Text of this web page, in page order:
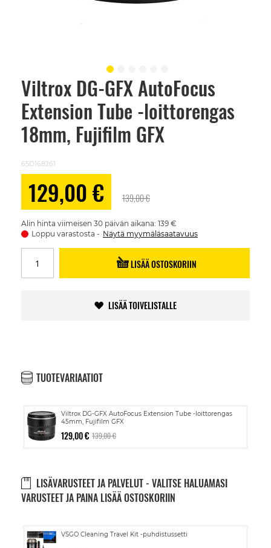
Viltrox DG-GFX AutoFocus
Extension Tube -loittorengas
18mm, Fujifilm GFX
65D168261
129,00 € 139,00 €
Alin hinta viimeisen 30 päivän aikana: 139 €
Loppu varastosta
Näytä myymäläsaatavuus
LISÄÄ OSTOSKORIIN
LISÄÄ TOIVELISTALLE
TUOTEVARIAATIOT
Viltrox DG-GFX AutoFocus Extension Tube -loittorengas
45mm, Fujifilm GFX
129,00 € 139,00 €
LISÄVARUSTEET JA PALVELUT - VALITSE HALUAMASI
VARUSTEET JA PAINA LISÄÄ OSTOSKORIIN
VSGO Cleaning Travel Kit -puhdistussetti
Lisää
Skip
beginning
images